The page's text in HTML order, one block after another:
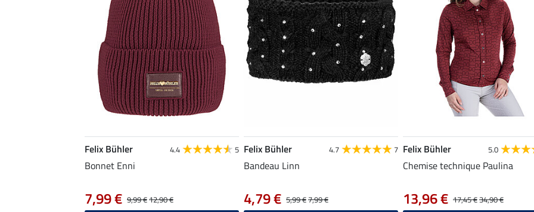
Felix Bühler 4.4 5
Bonnet Enni
9,99 €12,90 €
7,99 €
Felix Bühler 4.7 7
Bandeau Linn
5,99 €7,99 €
4,79 €
Felix Bühler 5.0
Chemise technique Paulina
17,45 €34,90 €
13,96 €